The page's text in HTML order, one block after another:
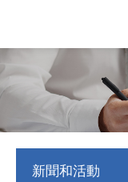
新聞和活動